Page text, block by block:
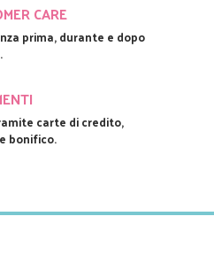
CARE
prima, durante e dopo
carte di credito,
bonifico.